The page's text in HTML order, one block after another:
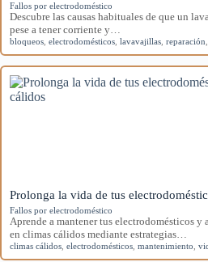
Fallos por electrodoméstico
Descubre las causas habituales de que un
pese a tener corriente y…
bloqueos electrodomésticos lavavajillas reparación
Prolonga la vida de tus
Fallos por electrodoméstico
Aprende a mantener tus electrodomésticos y
en climas cálidos mediante estrategias…
climas cálidos electrodomésticos mantenimiento